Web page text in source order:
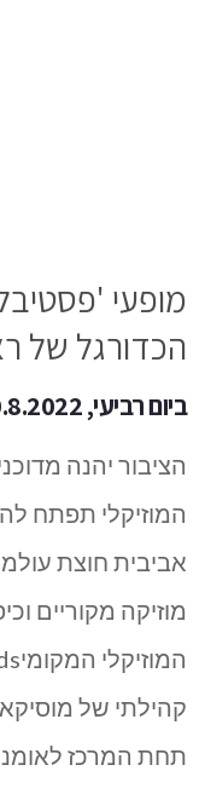
מופעי
הכדורגל של
ביום רביעי, 10.8.2022 השערים יפתחו בשעה 18:00.
הציבור יהנה
המוזיקלי תפתח
אביבית חוצת
מוזיקה מקוריים
קהילתי של
תחת המרכז